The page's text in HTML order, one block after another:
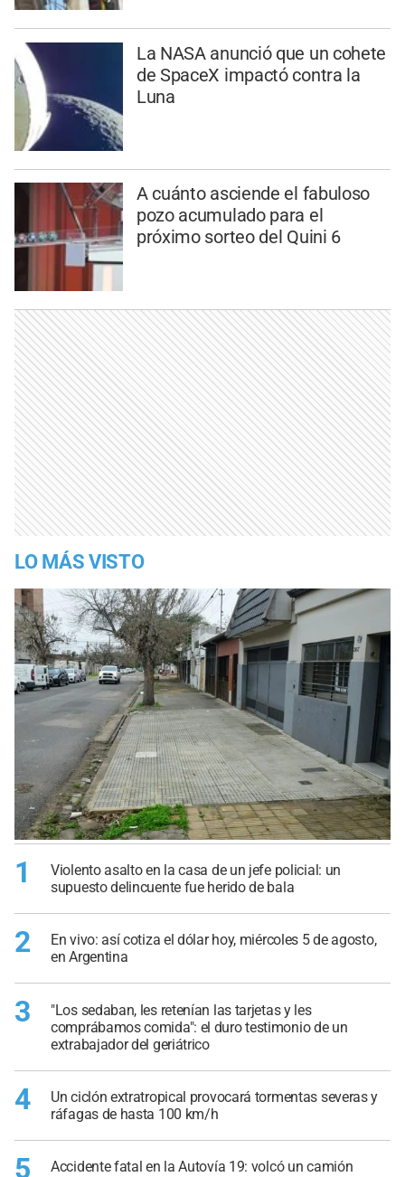
La NASA anunció que un cohete
de SpaceX impactó contra la
Luna
A cuánto asciende el fabuloso
pozo acumulado para el
próximo sorteo del Quini 6
LO MÁS VISTO
1
Violento asalto en la casa de un jefe policial: un
supuesto delincuente fue herido de bala
2
En vivo: así cotiza el dólar hoy, miércoles 5 de agosto,
en Argentina
3
"Los sedaban, les retenían las tarjetas y les
comprábamos comida": el duro testimonio de un
extrabajador del geriátrico
4
Un ciclón extratropical provocará tormentas severas y
ráfagas de hasta 100 km/h
5
Accidente fatal en la Autovía 19: volcó un camión